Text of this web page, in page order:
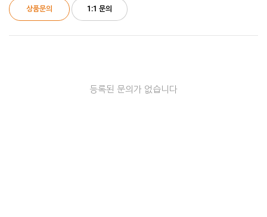
상품문의 1:1 문의
등록된 문의가 없습니다